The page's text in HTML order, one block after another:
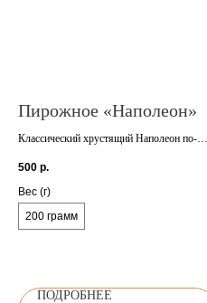
Пирожное «Наполеон»
Классический хрустящий Наполеон по-
500 р.
Вес (г)
200 грамм
ПОДРОБНЕЕ